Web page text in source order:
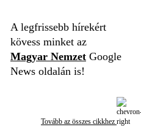
A legfrissebb hírekért
kövess minket az
Magyar Nemzet Google
News oldalán is!
Tovább az összes cikkhez